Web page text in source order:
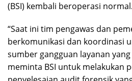
(BSI) kembali beroperasi normal.
“Saat ini tim pengawas dan
berkomunikasi dan koordinasi
sumber gangguan layanan
meminta BSI untuk melakukan